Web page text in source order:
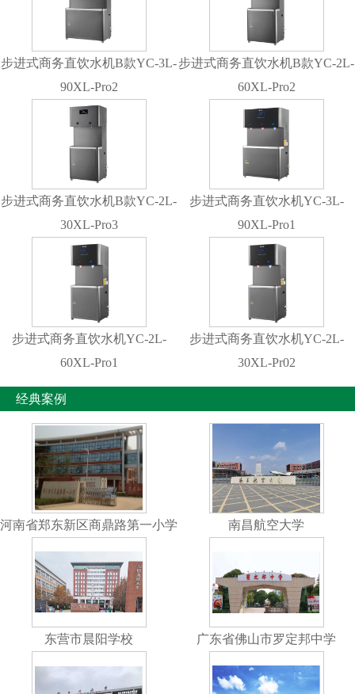
步进式商务直饮水机B款YC-3L-
90XL-Pro2
步进式商务直饮水机B款YC-2L-
60XL-Pro2
步进式商务直饮水机B款YC-2L-
30XL-Pro3
步进式商务直饮水机YC-3L-
90XL-Pro1
步进式商务直饮水机YC-2L-
60XL-Pro1
步进式商务直饮水机YC-2L-
30XL-Pr02
经典案例
河南省郑东新区商鼎路第一小学 南昌航空大学
东营市晨阳学校 广东省佛山市罗定邦中学